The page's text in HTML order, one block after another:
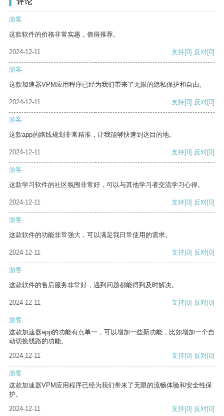
游客
这款软件的价格非常实惠，值得推荐。
2024-12-11 支持[0] 反对[0]
游客
这款加速器VPM应用程序已经为我们带来了无限的隐私保护和自由。
2024-12-11 支持[0] 反对[0]
游客
这款app的路线规划非常精准，让我能够快速到达目的地。
2024-12-11 支持[0] 反对[0]
游客
这款学习软件的社区氛围非常好，可以与其他学习者交流学习心得。
2024-12-11 支持[0] 反对[0]
游客
这款软件的功能非常强大，可以满足我日常使用的需求。
2024-12-11 支持[0] 反对[0]
游客
这款软件的售后服务非常好，遇到问题都能得到及时解决。
2024-12-11 支持[0] 反对[0]
游客
这款加速器app的功能有点单一，可以增加一些新功能，比如增加一个自
动切换线路的功能。
2024-12-11
支持[0] 反对[0]
游客
这款加速器VPM应用程序已经为我们带来了无限的流畅体验和安全性保
护。
2024-12-11
支持[0] 反对[0]